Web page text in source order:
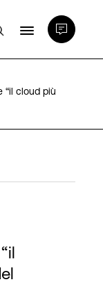
“il cloud più